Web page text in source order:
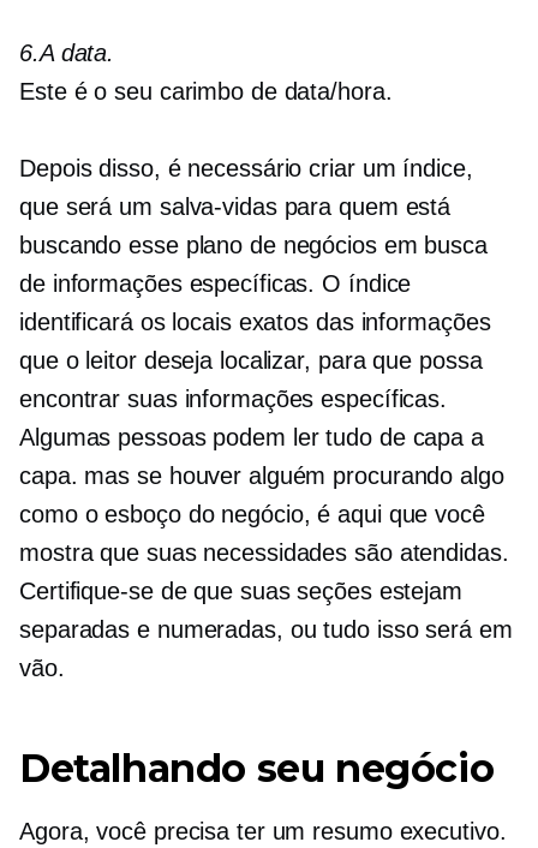
6.A data.
Este é o seu carimbo de data/hora.
Depois disso, é necessário criar um índice,
que será um salva-vidas para quem está
buscando esse plano de negócios em busca
de informações específicas. O índice
identificará os locais exatos das informações
que o leitor deseja localizar, para que possa
encontrar suas informações específicas.
Algumas pessoas podem ler tudo de capa a
capa. mas se houver alguém procurando algo
como o esboço do negócio, é aqui que você
mostra que suas necessidades são atendidas.
Certifique-se de que suas seções estejam
separadas e numeradas, ou tudo isso será em
vão.
Detalhando seu negócio
Agora, você precisa ter um resumo executivo.